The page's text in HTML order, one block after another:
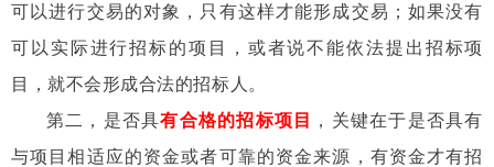
可以进行交易的对象，只有这样才能形成交易；如果没有
可以实际进行招标的项目，或者说不能依法提出招标项
目，就不会形成合法的招标人。
第二，是否具有合格的招标项目
，关键在于是否具有
与项目相适应的资金或者可靠的资金来源，有资金才有招